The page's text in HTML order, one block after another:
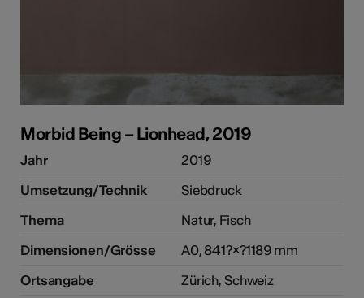
Morbid Being – Lionhead, 2019
Jahr
2019
Umsetzung/Technik
Siebdruck
Thema
Natur, Fisch
Dimensionen/Grösse
A0, 841?×?1189 mm
Ortsangabe
Zürich, Schweiz